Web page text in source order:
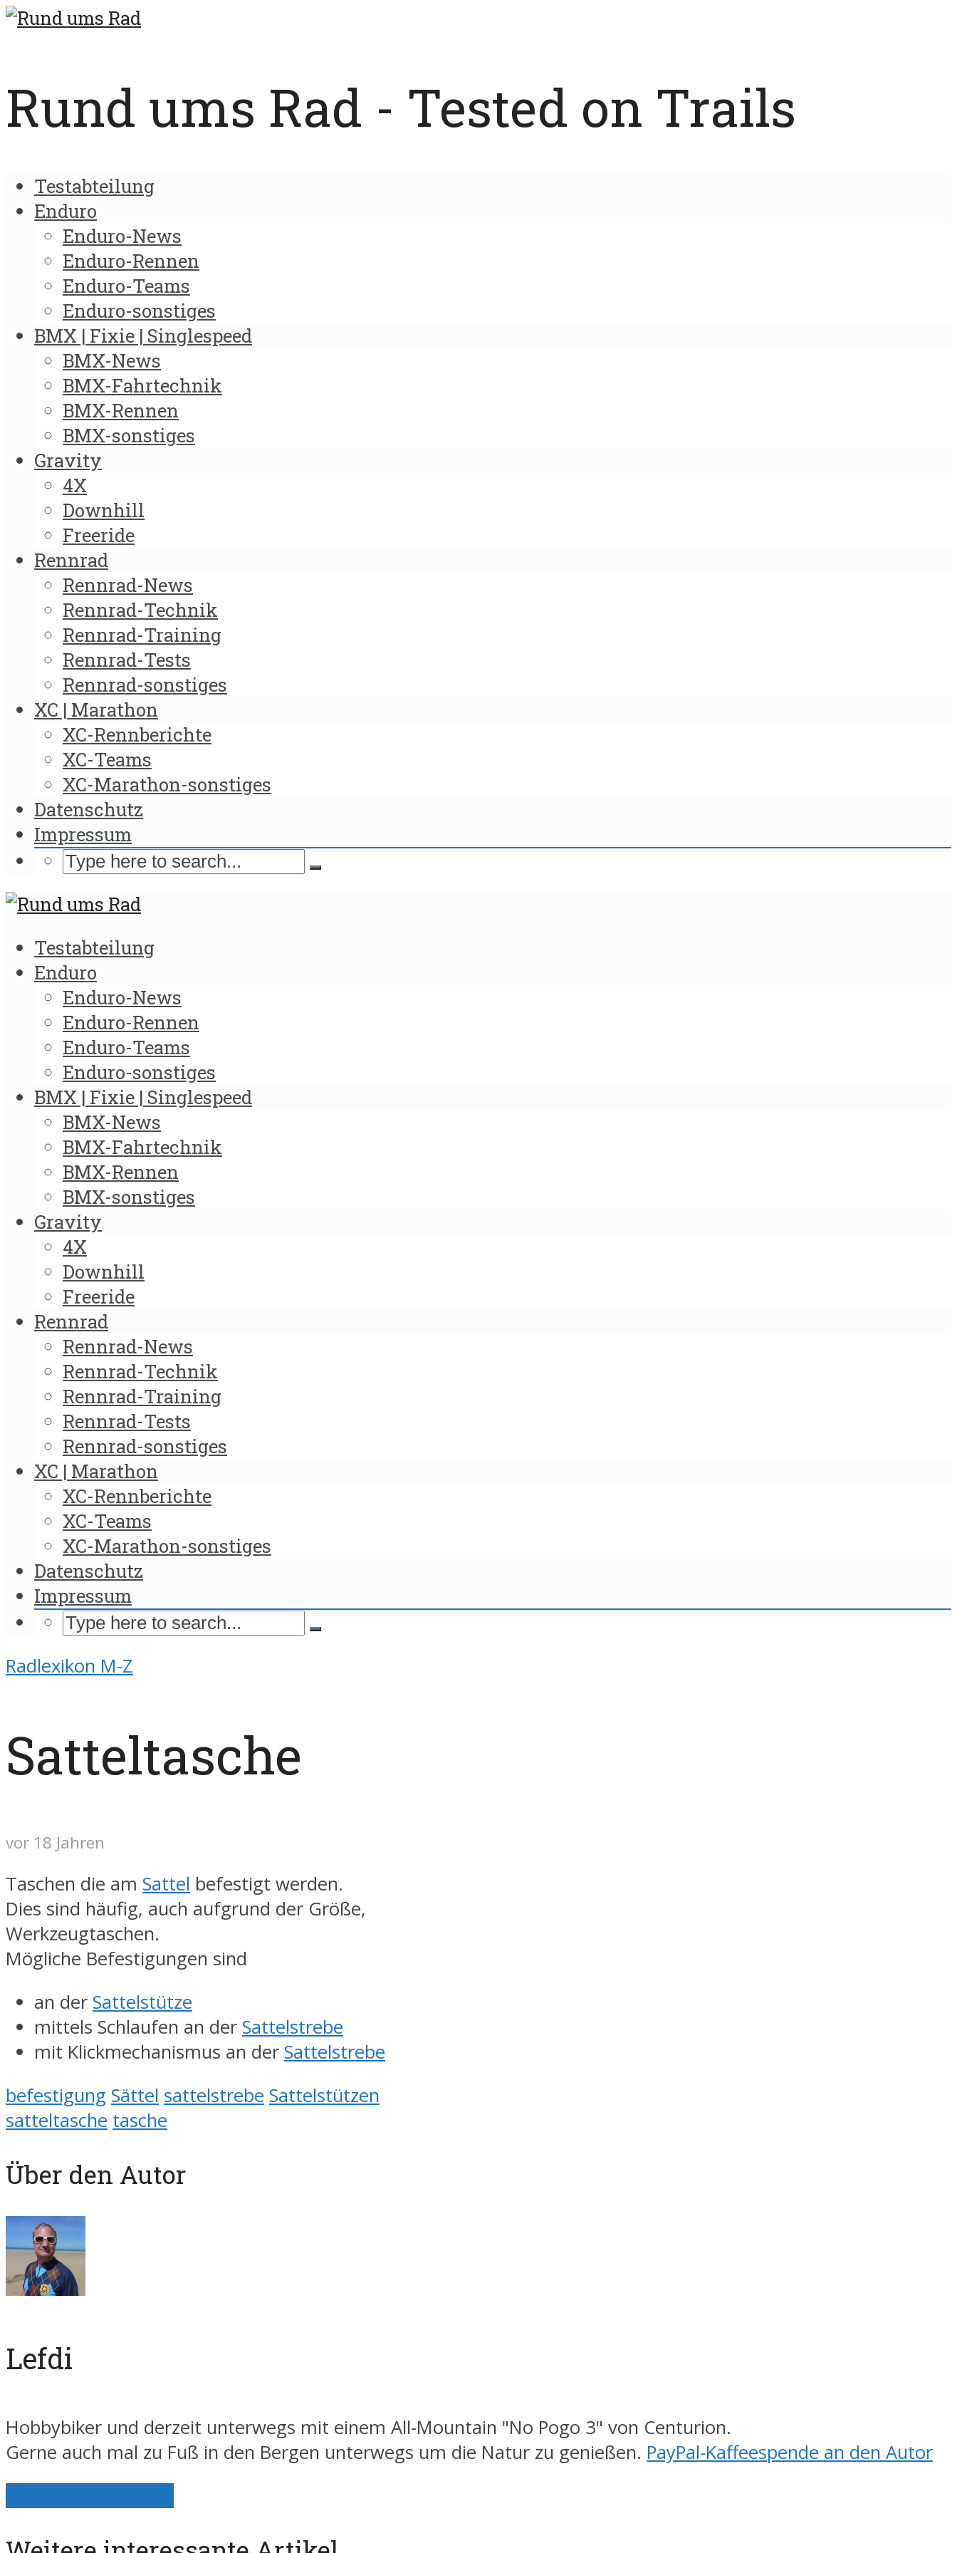
Rund ums Rad - Tested on Trails
Testabteilung
Enduro
Enduro-News
Enduro-Rennen
Enduro-Teams
Enduro-sonstiges
BMX | Fixie | Singlespeed
BMX-News
BMX-Fahrtechnik
BMX-Rennen
BMX-sonstiges
Gravity
4X
Downhill
Freeride
Rennrad
Rennrad-News
Rennrad-Technik
Rennrad-Training
Rennrad-Tests
Rennrad-sonstiges
XC | Marathon
XC-Rennberichte
XC-Teams
XC-Marathon-sonstiges
Datenschutz
Impressum
Testabteilung
Enduro
Enduro-News
Enduro-Rennen
Enduro-Teams
Enduro-sonstiges
BMX | Fixie | Singlespeed
BMX-News
BMX-Fahrtechnik
BMX-Rennen
BMX-sonstiges
Gravity
4X
Downhill
Freeride
Rennrad
Rennrad-News
Rennrad-Technik
Rennrad-Training
Rennrad-Tests
Rennrad-sonstiges
XC | Marathon
XC-Rennberichte
XC-Teams
XC-Marathon-sonstiges
Datenschutz
Impressum
Radlexikon M-Z
Satteltasche
vor 18 Jahren
Taschen die am Sattel befestigt werden.
Dies sind häufig, auch aufgrund der Größe,
Werkzeugtaschen.
Mögliche Befestigungen sind
an der Sattelstütze
mittels Schlaufen an der Sattelstrebe
mit Klickmechanismus an der Sattelstrebe
befestigung Sättel sattelstrebe Sattelstützen
satteltasche tasche
Über den Autor
Lefdi
Hobbybiker und derzeit unterwegs mit einem All-Mountain "No Pogo 3" von Centurion.
Gerne auch mal zu Fuß in den Bergen unterwegs um die Natur zu genießen. PayPal-Kaffeespende an den Autor